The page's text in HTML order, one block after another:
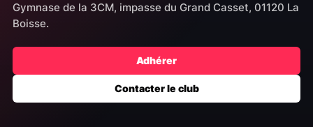
Gymnase de la 3CM, impasse du Grand Casset, 01120 La
Boisse.
Adhérer
Contacter le club